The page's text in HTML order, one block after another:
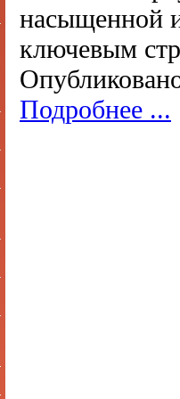
насыщенной
ключевым
Подробнее ...